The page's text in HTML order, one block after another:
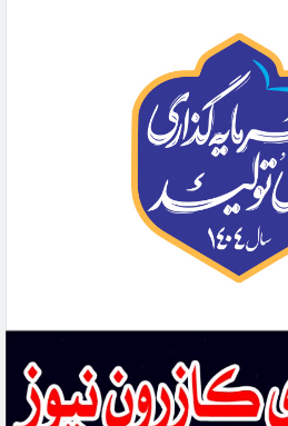
جدی برای سلامت روان جامعه است
کازرون
کازرون شد
به سمت معاون هماهنگ‌کننده ستادکل نیروهای
نگاهی به وضعیت دست‌فروشان
پیوستند